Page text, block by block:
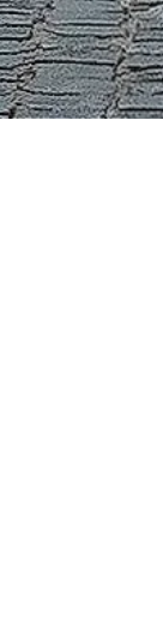
Személyes
jegyekről,
💬